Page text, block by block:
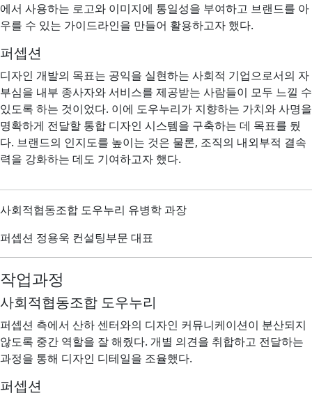
에서 사용하는 로고와 이미지에 통일성을 부여하고 브랜드를 아
우를 수 있는 가이드라인을 만들어 활용하고자 했다.
퍼셉션
디자인 개발의 목표는 공익을 실현하는 사회적 기업으로서의 자
부심을 내부 종사자와 서비스를 제공받는 사람들이 모두 느낄 수
있도록 하는 것이었다. 이에 도우누리가 지향하는 가치와 사명을
명확하게 전달할 통합 디자인 시스템을 구축하는 데 목표를 뒀
다. 브랜드의 인지도를 높이는 것은 물론, 조직의 내외부적 결속
력을 강화하는 데도 기여하고자 했다.
사회적협동조합 도우누리 유병학 과장
퍼셉션 정용욱 컨설팅부문 대표
작업과정
사회적협동조합 도우누리
퍼셉션 측에서 산하 센터와의 디자인 커뮤니케이션이 분산되지
않도록 중간 역할을 잘 해줬다. 개별 의견을 취합하고 전달하는
과정을 통해 디자인 디테일을 조율했다.
퍼셉션